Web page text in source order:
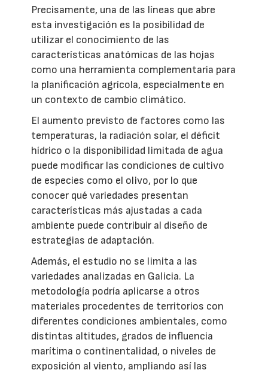
Precisamente, una de las líneas que abre
esta investigación es la posibilidad de
utilizar el conocimiento de las
características anatómicas de las hojas
como una herramienta complementaria para
la planificación agrícola, especialmente en
un contexto de cambio climático.
El aumento previsto de factores como las
temperaturas, la radiación solar, el déficit
hídrico o la disponibilidad limitada de agua
puede modificar las condiciones de cultivo
de especies como el olivo, por lo que
conocer qué variedades presentan
características más ajustadas a cada
ambiente puede contribuir al diseño de
estrategias de adaptación.
Además, el estudio no se limita a las
variedades analizadas en Galicia. La
metodología podría aplicarse a otros
materiales procedentes de territorios con
diferentes condiciones ambientales, como
distintas altitudes, grados de influencia
marítima o continentalidad, o niveles de
exposición al viento, ampliando así las